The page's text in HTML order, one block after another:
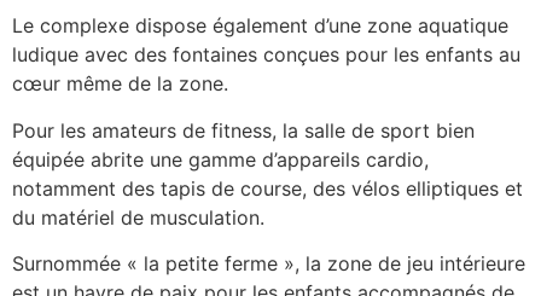
Le complexe dispose également d’une zone aquatique
ludique avec des fontaines conçues pour les enfants au
cœur même de la zone.
Pour les amateurs de fitness, la salle de sport bien
équipée abrite une gamme d’appareils cardio,
notamment des tapis de course, des vélos elliptiques et
du matériel de musculation.
Surnommée « la petite ferme », la zone de jeu intérieure